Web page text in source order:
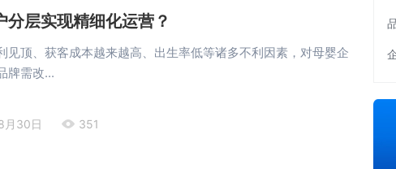
层实现精细化运营？
见顶、获客成本越来越高、出生率低等诸多不利因素，对母婴企
牌需改...
月30日 351